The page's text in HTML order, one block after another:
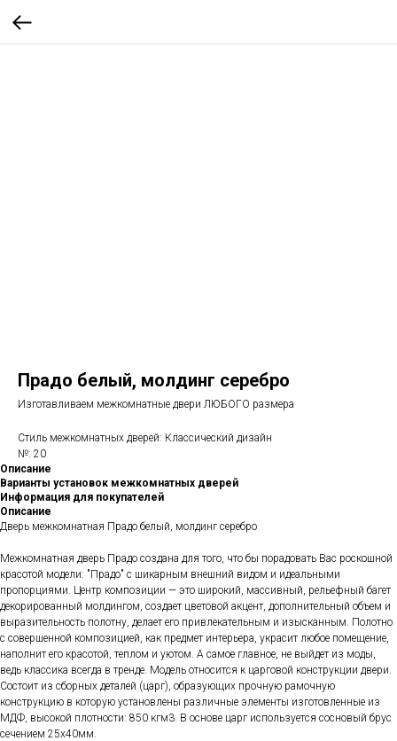
Прадо белый, молдинг серебро
Изготавливаем межкомнатные двери ЛЮБОГО размера
Стиль межкомнатных дверей: Классический дизайн
№: 20
Описание
Варианты установок межкомнатных дверей
Информация для покупателей
Описание
Дверь межкомнатная Прадо белый, молдинг серебро
Межкомнатная дверь Прадо создана для того, что бы порадовать Вас роскошной
красотой модели: "Прадо" с шикарным внешний видом и идеальными
пропорциями. Центр композиции — это широкий, массивный, рельефный багет
декорированный молдингом, создает цветовой акцент, дополнительный объем и
выразительность полотну, делает его привлекательным и изысканным. Полотно
с совершенной композицией, как предмет интерьера, украсит любое помещение,
наполнит его красотой, теплом и уютом. А самое главное, не выйдет из моды,
ведь классика всегда в тренде. Модель относится к царговой конструкции двери.
Состоит из сборных деталей (царг), образующих прочную рамочную
конструкцию в которую установлены различные элементы изготовленные из
МДФ, высокой плотности: 850 кгм3. В основе царг используется сосновый брус
сечением 25х40мм.